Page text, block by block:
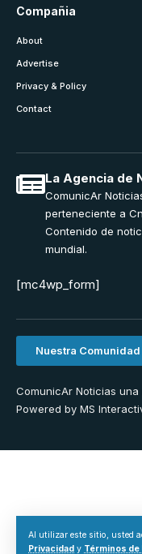
Al utilizar este sitio, usted
Privacidad y Términos de
Compañia
About
Advertise
Privacy & Policy
Contact
La Agencia de
ComunicAr
perteneciente a
Contenido de
mundial.
[mc4wp_form]
Nuestra Comunidad
ComunicAr Noticias
Powered by MS